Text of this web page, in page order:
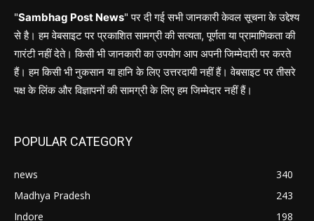
"Sambhag Post News" पर दी गई सभी जानकारी केवल सूचना के उद्देश्य
से है। हम वेबसाइट पर प्रकाशित सामग्री की सत्यता, पूर्णता या प्रामाणिकता की
गारंटी नहीं देते। किसी भी जानकारी का उपयोग आप अपनी जिम्मेदारी पर करते
हैं। हम किसी भी नुकसान या हानि के लिए उत्तरदायी नहीं हैं। वेबसाइट पर तीसरे
पक्ष के लिंक और विज्ञापनों की सामग्री के लिए हम जिम्मेदार नहीं हैं।
POPULAR CATEGORY
news
340
Madhya Pradesh
243
Indore
198